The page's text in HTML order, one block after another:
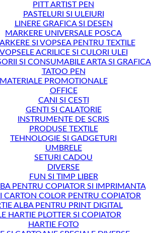
PITT ARTIST PEN
PASTELURI SI ULEIURI
LINERE GRAFICA SI DESEN
MARKERE UNIVERSALE POSCA
SI VOPSEA PENTRU TEXTILE
VOPSELE ACRILICE SI CULORI ULEI
SI CONSUMABILE ARTA SI GRAFICA
TATOO PEN
MATERIALE PROMOTIONALE
OFFICE
CANI SI CESTI
GENTI SI CALATORIE
INSTRUMENTE DE SCRIS
PRODUSE TEXTILE
TEHNOLOGIE SI GADGETURI
UMBRELE
SETURI CADOU
DIVERSE
FUN SI TIMP LIBER
PENTRU COPIATOR SI IMPRIMANTA
CARTON COLOR PENTRU COPIATOR
ALBA PENTRU PRINT DIGITAL
HARTIE PLOTTER SI COPIATOR
HARTIE FOTO